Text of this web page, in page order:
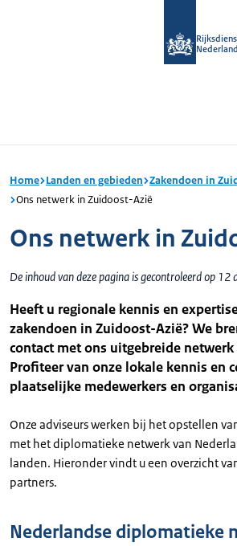
Nederland
Home Landen en gebieden Zakendoen in
Ons netwerk in Zuidoost-Azië
Ons netwerk in
De inhoud van deze pagina is gecontroleerd op 12
Heeft u regionale kennis en
zakendoen in Zuidoost-Azië? We
contact met ons uitgebreide netwerk
Profiteer van onze lokale kennis en
plaatselijke medewerkers en
Onze adviseurs werken bij het opstellen
met het diplomatieke netwerk van
landen. Hieronder vindt u een overzicht
partners.
Nederlandse diplomatieke